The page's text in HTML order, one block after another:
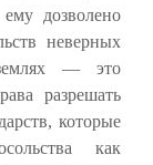
дозволено
неверных
— это
разрешать
которые
как